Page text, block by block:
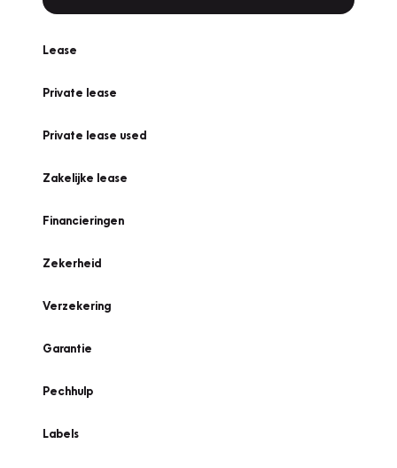
Lease
Private lease
Private lease used
Zakelijke lease
Financieringen
Zekerheid
Verzekering
Garantie
Pechhulp
Labels